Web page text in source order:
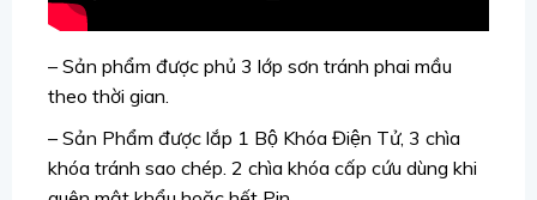
– Sản phẩm được phủ 3 lớp sơn tránh phai mầu
theo thời gian.
– Sản Phẩm được lắp 1 Bộ Khóa Điện Tử, 3 chìa
khóa tránh sao chép. 2 chìa khóa cấp cứu dùng khi